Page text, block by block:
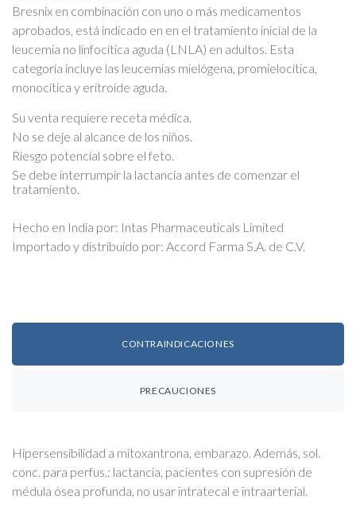
Bresnix en combinación con uno o más medicamentos
aprobados, está indicado en en el tratamiento inicial de la
leucemia no linfocítica aguda (LNLA) en adultos. Esta
categoría incluye las leucemias mielógena, promielocítica,
monocítica y eritroide aguda.
Su venta requiere receta médica.
No se deje al alcance de los niños.
Riesgo potencial sobre el feto.
Se debe interrumpir la lactancia antes de comenzar el
tratamiento.
Hecho en India por: Intas Pharmaceuticals Limited
Importado y distribuido por: Accord Farma S.A. de C.V.
CONTRAINDICACIONES
PRECAUCIONES
Hipersensibilidad a mitoxantrona, embarazo. Además, sol.
conc. para perfus.: lactancia, pacientes con supresión de
médula ósea profunda, no usar intratecal e intraarterial.